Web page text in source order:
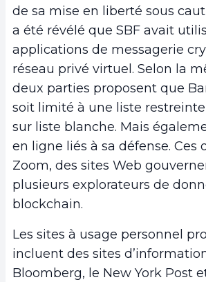
de sa mise en liberté sous
a été révélé que SBF avait
applications de messagerie
réseau privé virtuel. Selon la
deux parties proposent que
soit limité à une liste
sur liste blanche. Mais
en ligne liés à sa défense. Ces
Zoom, des sites Web
plusieurs explorateurs de
blockchain.
Les sites à usage personnel
incluent des sites
Bloomberg, le New York Post